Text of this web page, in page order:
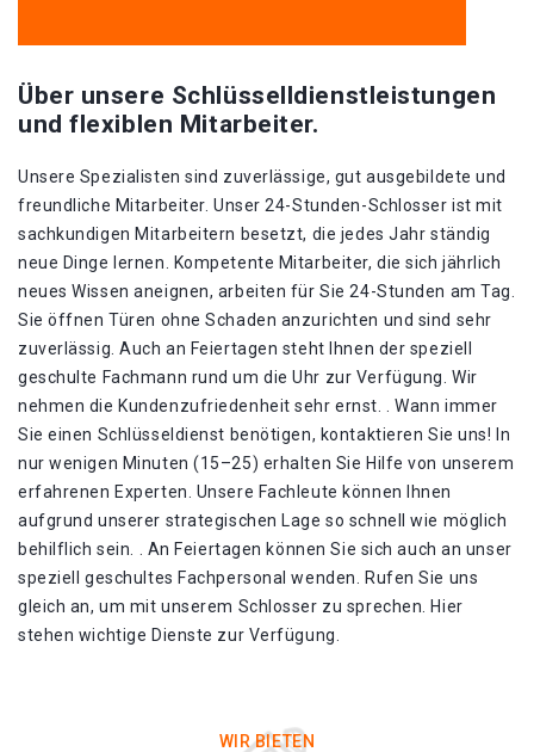
Über unsere Schlüsselldienstleistungen
und flexiblen Mitarbeiter.
Unsere Spezialisten sind zuverlässige, gut ausgebildete und
freundliche Mitarbeiter. Unser 24-Stunden-Schlosser ist mit
sachkundigen Mitarbeitern besetzt, die jedes Jahr ständig
neue Dinge lernen. Kompetente Mitarbeiter, die sich jährlich
neues Wissen aneignen, arbeiten für Sie 24-Stunden am Tag.
Sie öffnen Türen ohne Schaden anzurichten und sind sehr
zuverlässig. Auch an Feiertagen steht Ihnen der speziell
geschulte Fachmann rund um die Uhr zur Verfügung. Wir
nehmen die Kundenzufriedenheit sehr ernst. . Wann immer
Sie einen Schlüsseldienst benötigen, kontaktieren Sie uns! In
nur wenigen Minuten (15–25) erhalten Sie Hilfe von unserem
erfahrenen Experten. Unsere Fachleute können Ihnen
aufgrund unserer strategischen Lage so schnell wie möglich
behilflich sein. . An Feiertagen können Sie sich auch an unser
speziell geschultes Fachpersonal wenden. Rufen Sie uns
gleich an, um mit unserem Schlosser zu sprechen. Hier
stehen wichtige Dienste zur Verfügung.
WIR BIETEN